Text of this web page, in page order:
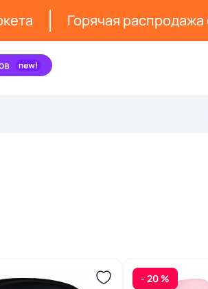
Горячая
- 20 %